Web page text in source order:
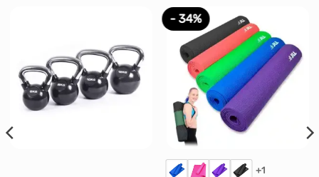
- 34%
+1